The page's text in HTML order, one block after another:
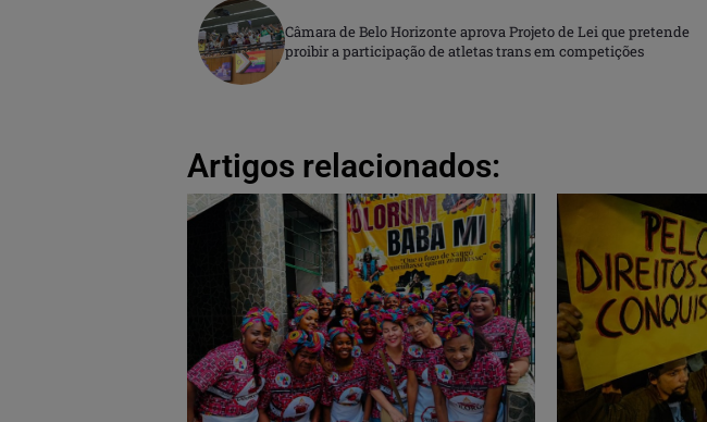
Câmara de Belo Horizonte aprova Projeto de Lei que pretende
proibir a participação de atletas trans em competições
Artigos relacionados: